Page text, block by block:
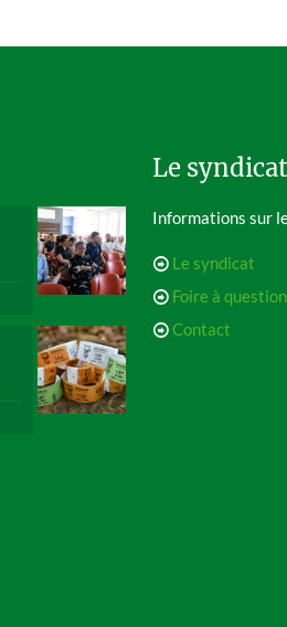
Le syndicat
Informations sur
Le syndicat
Foire à question
Contact